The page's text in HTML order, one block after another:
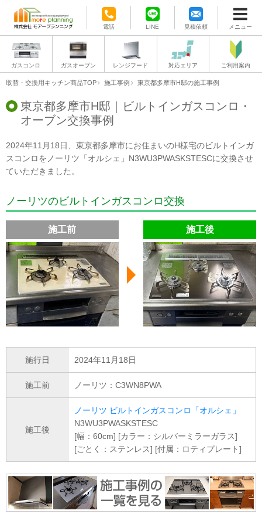
電話 LINE 見積依頼 メニュー
ガスコンロ ガスオーブン レンジフード 対応エリア ご利用案内
取替・交換用キッチン商品TOP 施工事例 東京都多摩市H邸の施工事例
東京都多摩市H邸｜ビルトインガスコンロ・
オーブン交換事例
2024年11月18日、東京都多摩市にお住まいのH様宅のビルトインガ
スコンロをノーリツ「オルシェ」N3WU3PWASKSTESCに交換させ
ていただきました。
ノーリツのビルトインガスコンロ交換
施工前 施工後
施行日 2024年11月18日
施工前 ノーリツ：C3WN8PWA
施工後
ノーリツ ビルトインガスコンロ「オルシェ」
N3WU3PWASKSTESC
[幅：60cm] [カラー：シルバーミラーガラス]
[ごとく：ステンレス] [付属：ロティプレート]